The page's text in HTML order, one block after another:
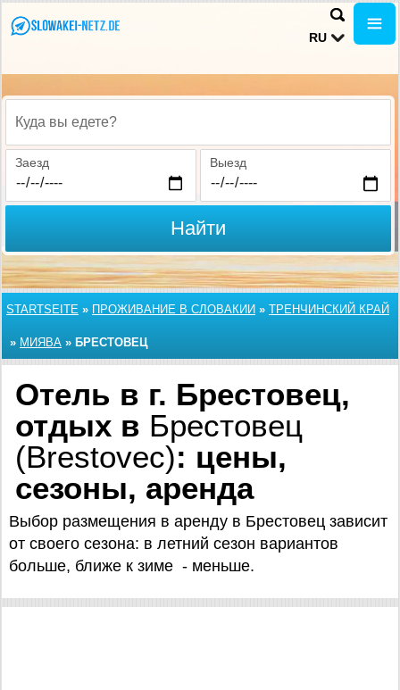
RU
Куда вы едете?
Заезд Выезд
Найти
STARTSEITE » ПРОЖИВАНИЕ В СЛОВАКИИ » ТРЕНЧИНСКИЙ КРАЙ
» МИЯВА » БРЕСТОВЕЦ
Отель в г. Брестовец,
отдых в Брестовец
(Brestovec): цены,
сезоны, аренда
Выбор размещения в аренду в Брестовец зависит
от своего сезона: в летний сезон вариантов
больше, ближе к зиме - меньше.